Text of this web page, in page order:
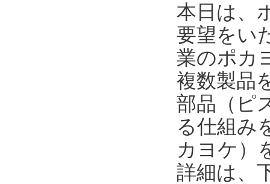
本日は、
要望をい
業のポカ
複数製品
部品（ピ
る仕組み
カヨケ）
詳細は、